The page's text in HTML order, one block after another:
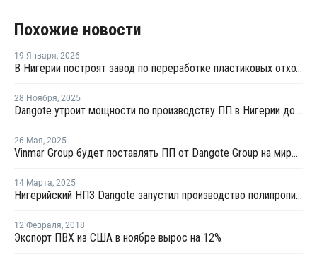
Похожие новости
19 Января, 2026
В Нигерии построят завод по переработке пластиковых отходов в ПЭТ мощностью 100 тысяч тонн
28 Ноября, 2025
Dangote утроит мощности по производству ПП в Нигерии до 2,4 млн тонн в год
26 Мая, 2025
Vinmar Group будет поставлять ПП от Dangote Group на мировые рынки
14 Марта, 2025
Нигерийский НПЗ Dangote запустил производство полипропилена
12 Февраля, 2018
Экспорт ПВХ из США в ноябре вырос на 12%